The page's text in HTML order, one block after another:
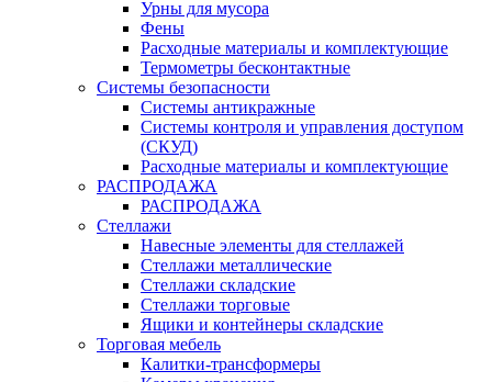
Урны для мусора
Фены
Расходные материалы и комплектующие
Термометры бесконтактные
Системы безопасности
Системы антикражные
Системы контроля и управления доступом
(СКУД)
Расходные материалы и комплектующие
РАСПРОДАЖА
РАСПРОДАЖА
Стеллажи
Навесные элементы для стеллажей
Стеллажи металлические
Стеллажи складские
Стеллажи торговые
Ящики и контейнеры складские
Торговая мебель
Калитки-трансформеры